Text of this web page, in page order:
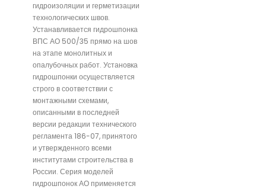
гидроизоляции и герметизации
технологических швов.
Устанавливается гидрошпонка
ВПС АО 500/35 прямо на шов
на этапе монолитных и
опалубочных работ. Установка
гидрошпонки осуществляется
строго в соответствии с
монтажными схемами,
описанными в последней
версии редакции технического
регламента 186-07, принятого
и утвержденного всеми
институтами строительства в
России. Серия моделей
гидрошпонок АО применяется